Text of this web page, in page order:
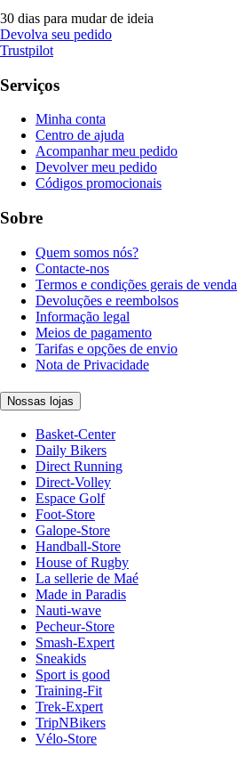
30 dias para mudar de ideia
Devolva seu pedido
Trustpilot
Serviços
Minha conta
Centro de ajuda
Acompanhar meu pedido
Devolver meu pedido
Códigos promocionais
Sobre
Quem somos nós?
Contacte-nos
Termos e condições gerais de venda
Devoluções e reembolsos
Informação legal
Meios de pagamento
Tarifas e opções de envio
Nota de Privacidade
Nossas lojas
Basket-Center
Daily Bikers
Direct Running
Direct-Volley
Espace Golf
Foot-Store
Galope-Store
Handball-Store
House of Rugby
La sellerie de Maé
Made in Paradis
Nauti-wave
Pecheur-Store
Smash-Expert
Sneakids
Sport is good
Training-Fit
Trek-Expert
TripNBikers
Vélo-Store